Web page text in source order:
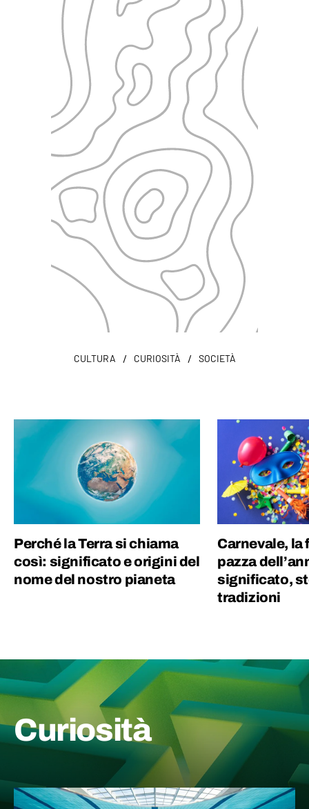
CULTURA / CURIOSITÀ / SOCIETÀ
Perché la Terra si chiama
così: significato e origini del
nome del nostro pianeta
Carnevale, la
pazza
significato,
tradizioni
Curiosità